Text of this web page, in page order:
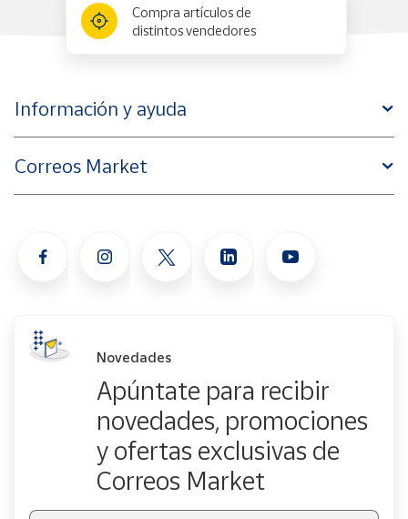
Compra artículos de
distintos vendedores
Información y ayuda
Correos Market
Novedades
Apúntate para recibir
novedades, promociones
y ofertas exclusivas de
Correos Market